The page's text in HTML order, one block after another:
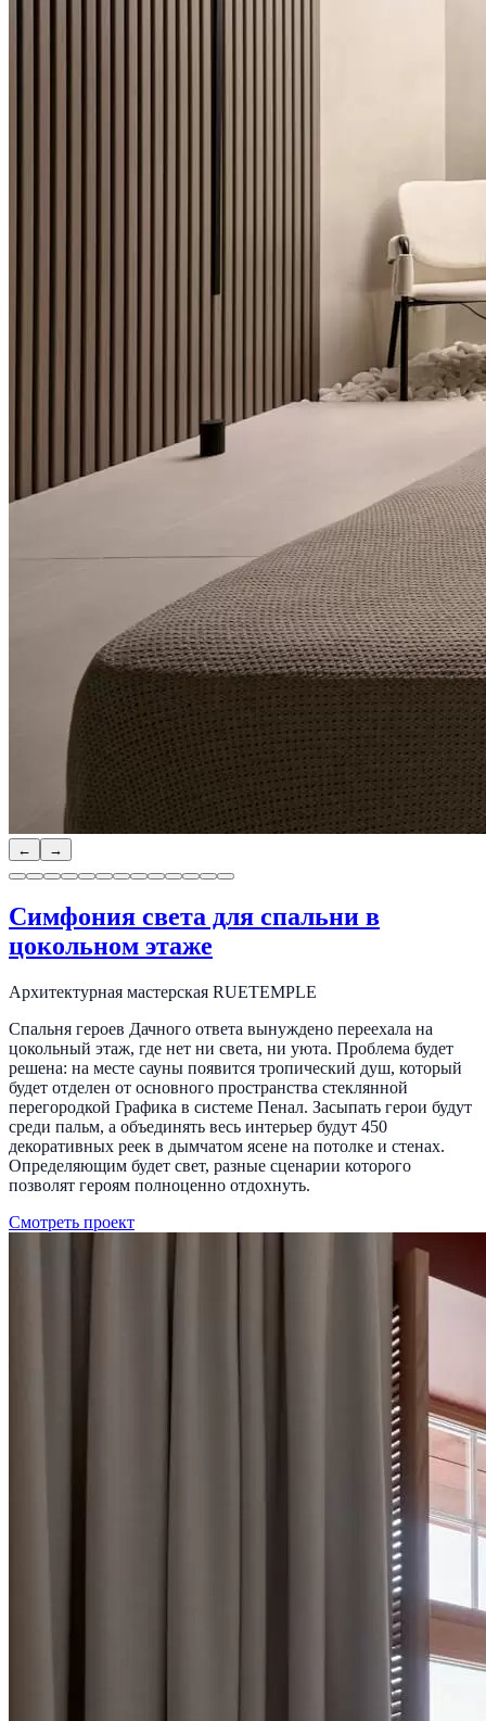
← →
Симфония света для спальни в
цокольном этаже
Архитектурная мастерская RUETEMPLE
Спальня героев Дачного ответа вынуждено переехала на
цокольный этаж, где нет ни света, ни уюта. Проблема будет
решена: на месте сауны появится тропический душ, который
будет отделен от основного пространства стеклянной
перегородкой Графика в системе Пенал. Засыпать герои будут
среди пальм, а объединять весь интерьер будут 450
декоративных реек в дымчатом ясене на потолке и стенах.
Определяющим будет свет, разные сценарии которого
позволят героям полноценно отдохнуть.
Смотреть проект